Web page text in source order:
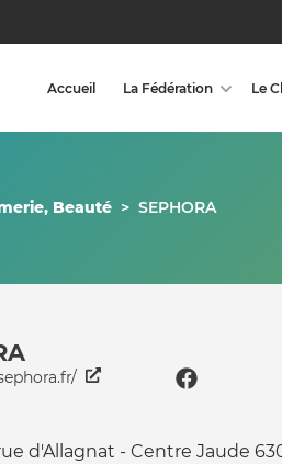
Accueil La Fédération Le
Beauté > SEPHORA
d'Allagnat - Centre Jaude